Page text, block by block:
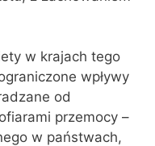
w krajach tego
wpływy
od
przemocy –
w państwach,